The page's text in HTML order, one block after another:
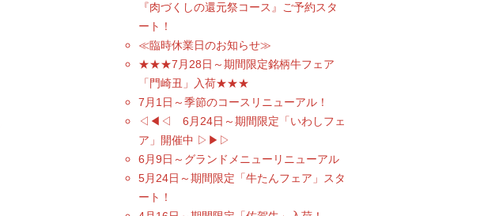
『肉づくしの還元祭コース』ご予約スタ
ート！
≪臨時休業日のお知らせ≫
★★★7月28日～期間限定銘柄牛フェア
「門崎丑」入荷★★★
7月1日～季節のコースリニューアル！
◁◀◁ 6月24日～期間限定「いわしフェ
ア」開催中 ▷▶▷
6月9日～グランドメニューリニューアル
5月24日～期間限定「牛たんフェア」スタ
ート！